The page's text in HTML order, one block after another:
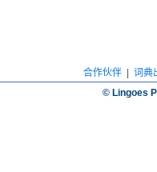
合作伙伴| 词典
© Lingoes